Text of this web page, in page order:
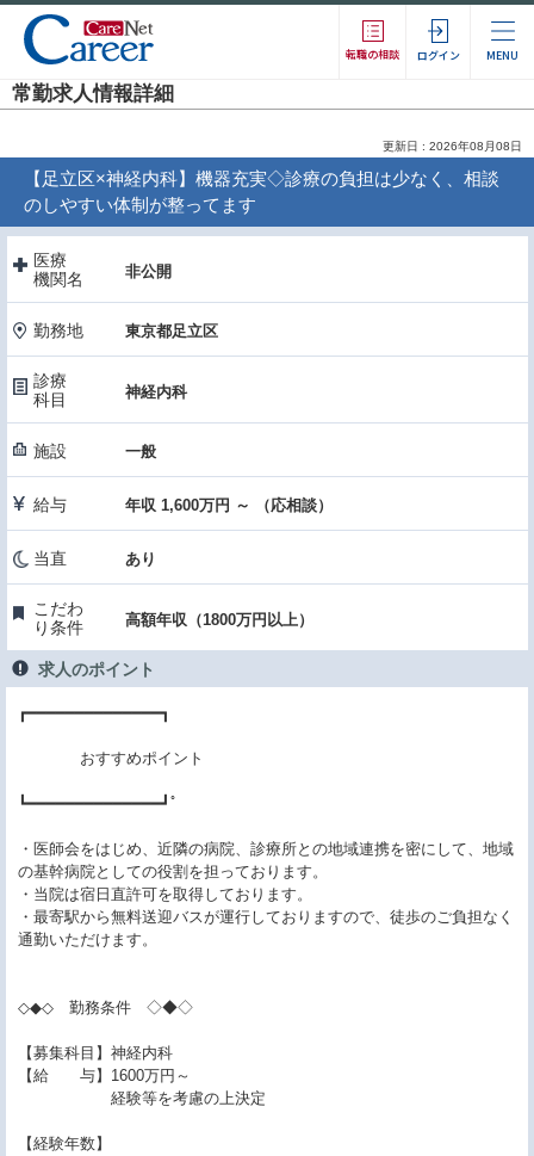
転職の相談 ログイン MENU
常勤求人情報詳細
更新日 : 2026年08月08日
【足立区×神経内科】機器充実◇診療の負担は少なく、相談
のしやすい体制が整ってます
医療
機関名
非公開
勤務地 東京都足立区
診療
科目
神経内科
施設 一般
給与 年収 1,600万円 ～ （応相談）
当直 あり
こだわ
り条件
高額年収（1800万円以上）
求人のポイント
┏━━━━━━━━━━━━━━┓
おすすめポイント
┗━━━━━━━━━━━━━━┛ﾟ
・医師会をはじめ、近隣の病院、診療所との地域連携を密にして、地域
の基幹病院としての役割を担っております。
・当院は宿日直許可を取得しております。
・最寄駅から無料送迎バスが運行しておりますので、徒歩のご負担なく
通勤いただけます。
◇◆◇ 勤務条件 ◇◆◇
【募集科目】神経内科
【給 与】1600万円～
経験等を考慮の上決定
【経験年数】